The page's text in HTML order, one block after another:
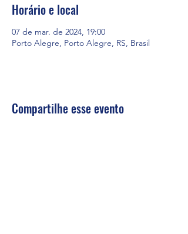
Horário e local
07 de mar. de 2024, 19:00
Porto Alegre, Porto Alegre, RS, Brasil
Compartilhe esse evento